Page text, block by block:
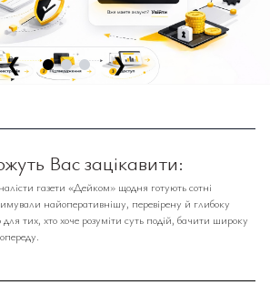
❮ ❯
Вас зацікавити:
газети «Дейком» щодня готують сотні
найоперативнішу, перевірену й глибоку
тих, хто хоче розуміти суть подій, бачити широку